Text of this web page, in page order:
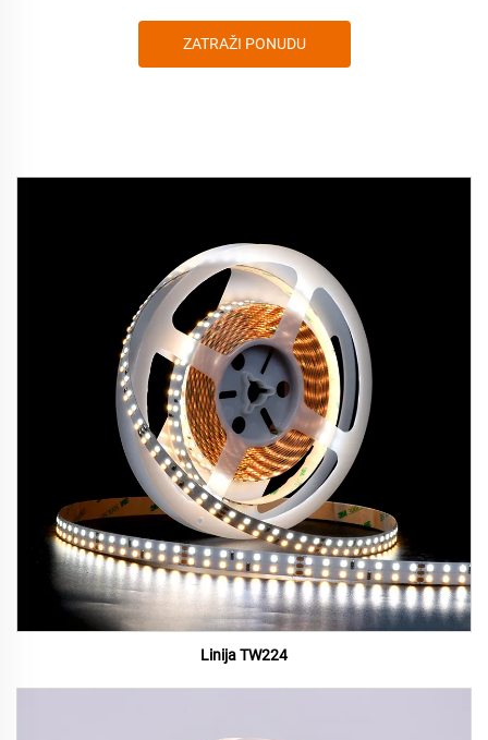
ZATRAŽI PONUDU
Linija TW224